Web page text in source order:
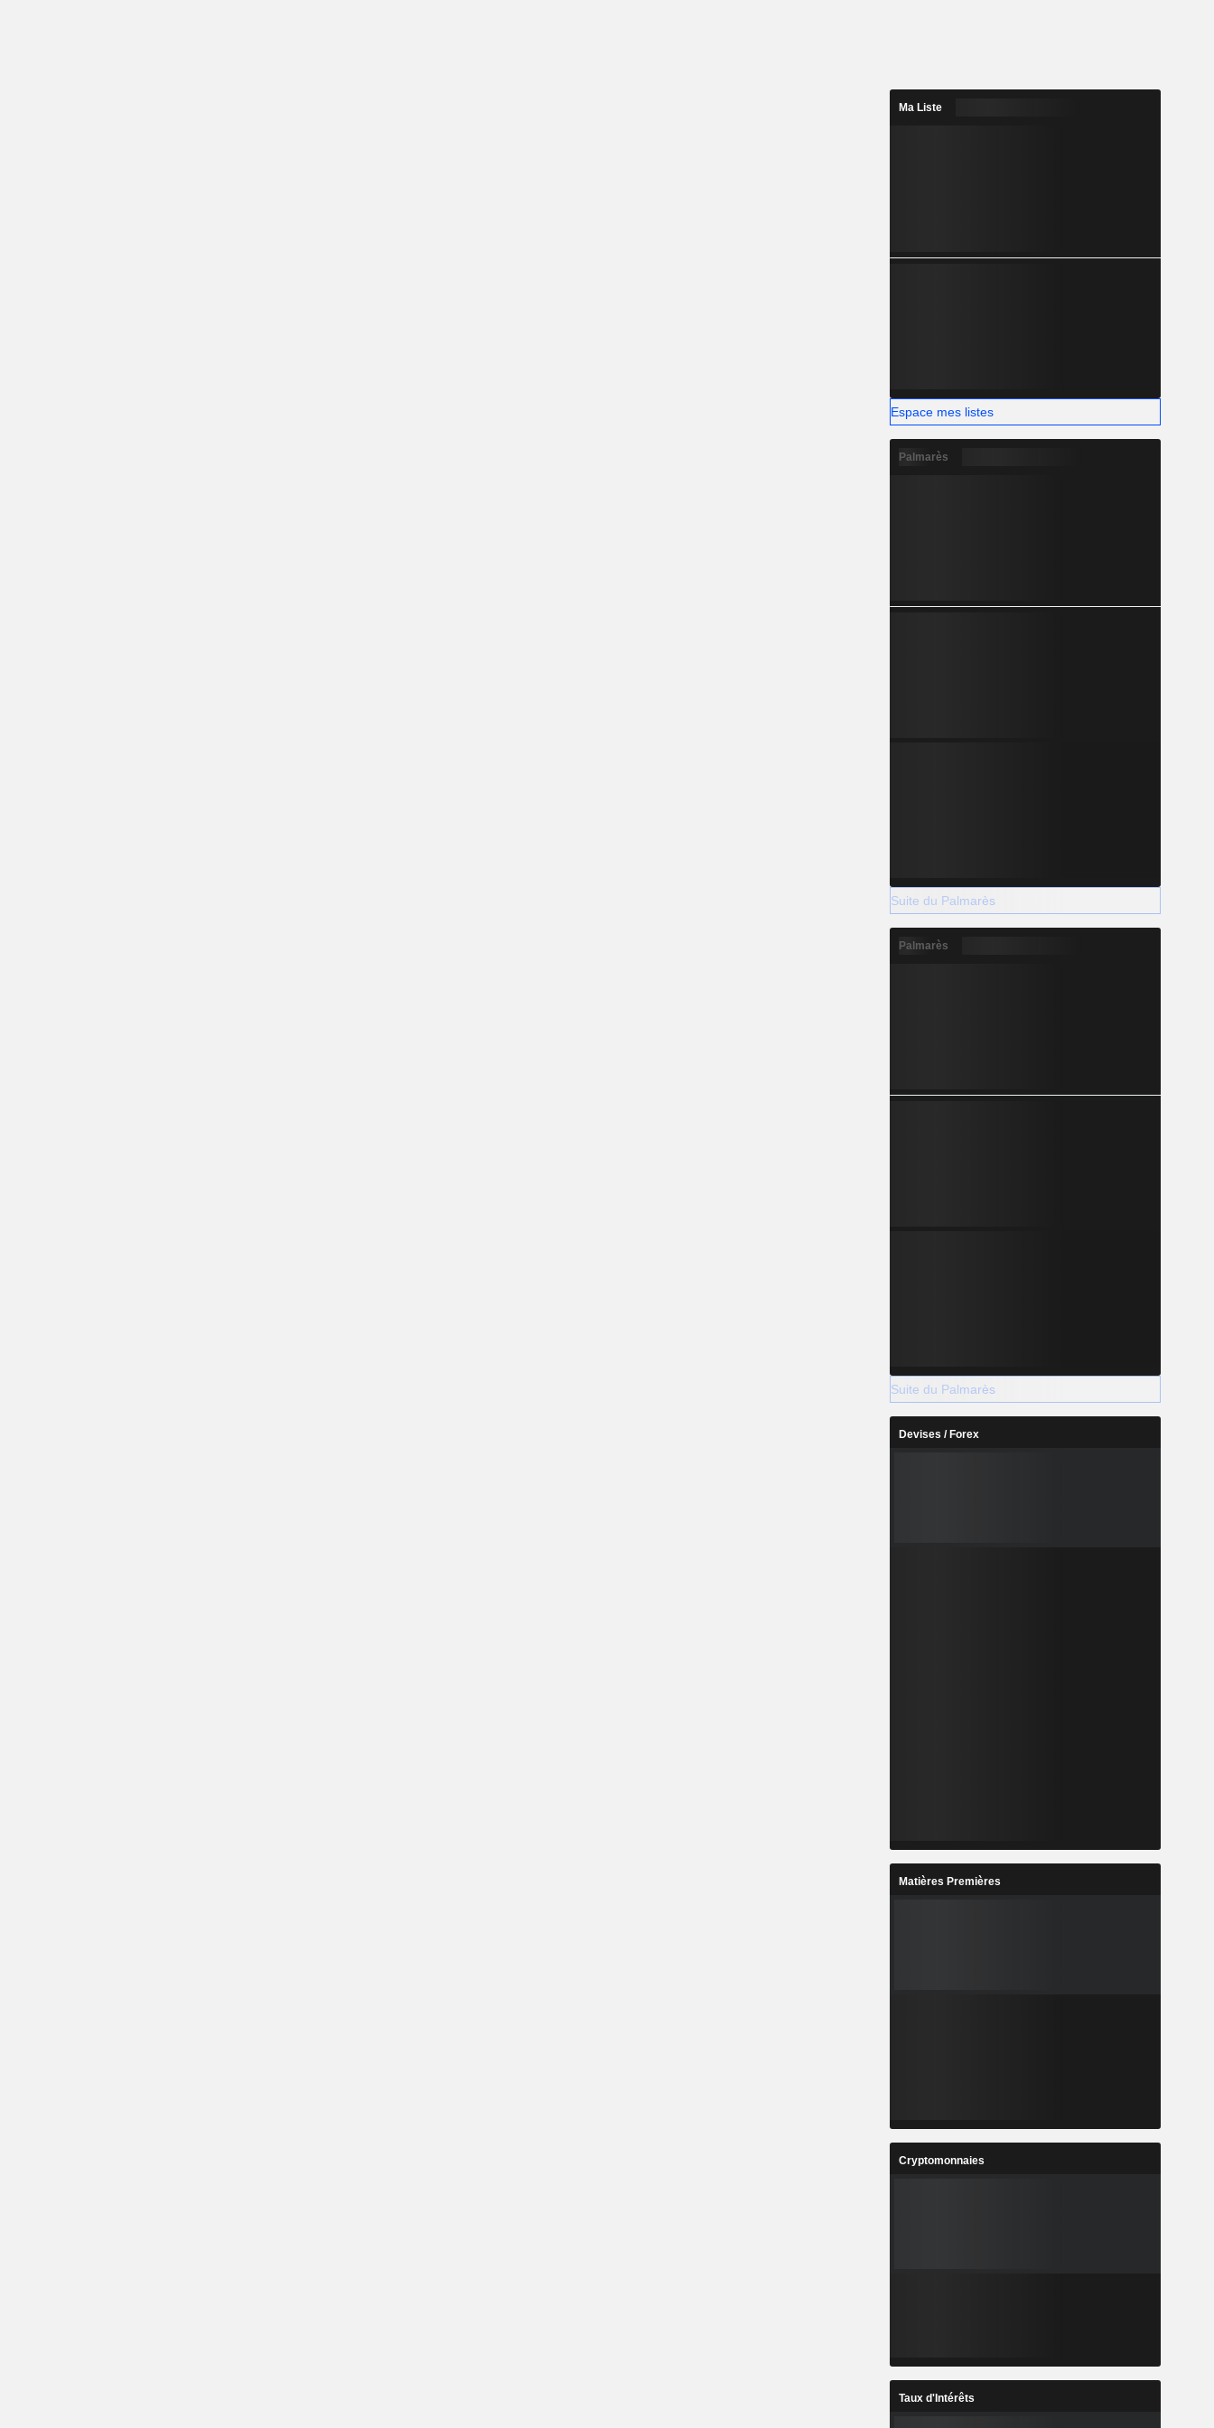
Ma Liste
Espace mes listes
Palmarès
Suite du Palmarès
Palmarès
Suite du Palmarès
Devises / Forex
Matières Premières
Cryptomonnaies
Taux d'Intérêts